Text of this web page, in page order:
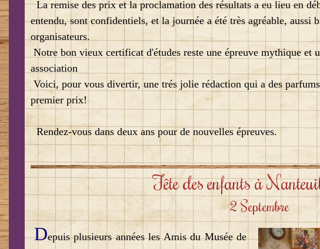
La remise des prix et la proclamation des résultats a eu lieu en
entendu, sont confidentiels, et la journée a été très agréable, aussi
organisateurs.
Notre bon vieux certificat d'études reste une épreuve mythique et
association
Voici, pour vous divertir, une trés jolie rédaction qui a des
premier prix!
Rendez-vous dans deux ans pour de nouvelles épreuves.
Fête des enfants à
2 Septembre
Depuis plusieurs années les Amis du Musée de